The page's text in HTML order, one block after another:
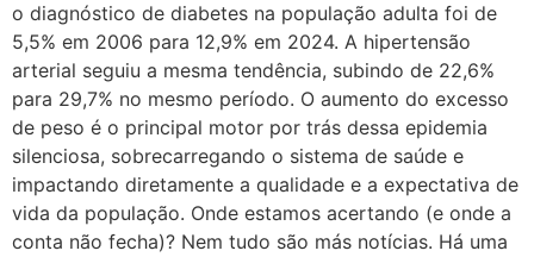
o diagnóstico de diabetes na população adulta foi de
5,5% em 2006 para 12,9% em 2024. A hipertensão
arterial seguiu a mesma tendência, subindo de 22,6%
para 29,7% no mesmo período. O aumento do excesso
de peso é o principal motor por trás dessa epidemia
silenciosa, sobrecarregando o sistema de saúde e
impactando diretamente a qualidade e a expectativa de
vida da população. Onde estamos acertando (e onde a
conta não fecha)? Nem tudo são más notícias. Há uma